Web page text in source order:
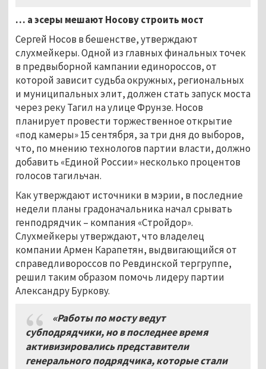
… а эсеры мешают Носову строить мост
Сергей Носов в бешенстве, утверждают
слухмейкеры. Одной из главных финальных точек
в предвыборной кампании единороссов, от
которой зависит судьба окружных, региональных
и муниципальных элит, должен стать запуск моста
через реку Тагил на улице Фрунзе. Носов
планирует провести торжественное открытие
«под камеры» 15 сентября, за три дня до выборов,
что, по мнению технологов партии власти, должно
добавить «Единой России» несколько процентов
голосов тагильчан.
Как утверждают источники в мэрии, в последние
недели планы градоначальника начал срывать
генподрядчик – компания «Стройдор».
Слухмейкеры утверждают, что владелец
компании Армен Карапетян, выдвигающийся от
справедливороссов по Ревдинской тергруппе,
решил таким образом помочь лидеру партии
Александру Буркову.
«Работы по мосту ведут
субподрядчики, но в последнее время
активизировались представители
генерального подрядчика, которые стали